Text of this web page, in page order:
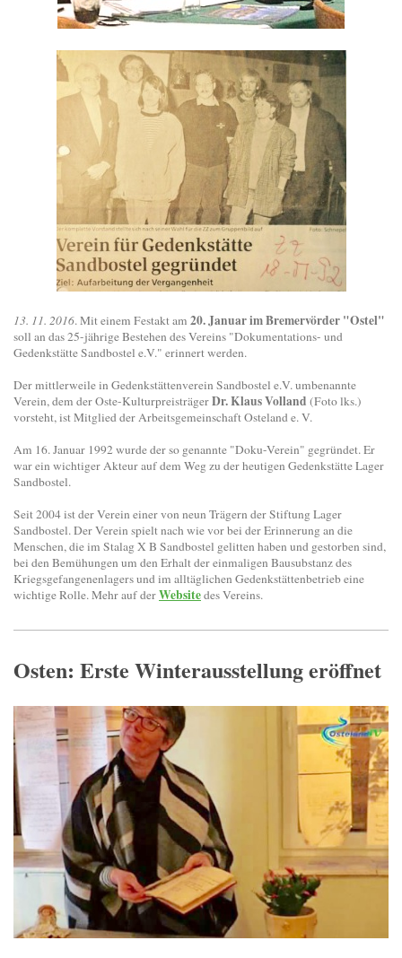
13. 11. 2016. Mit einem Festakt am 20. Januar im Bremervörder "Ostel"
soll an das 25-jährige Bestehen des Vereins "Dokumentations- und
Gedenkstätte Sandbostel e.V." erinnert werden.
Der mittlerweile in Gedenkstättenverein Sandbostel e.V. umbenannte
Verein, dem der Oste-KulturpreisträgerDr. Klaus Volland (Foto lks.)
vorsteht, ist Mitglied der Arbeitsgemeinschaft Osteland e. V.
Am 16. Januar 1992 wurde der so genannte "Doku-Verein" gegründet. Er
war ein wichtiger Akteur auf dem Weg zu der heutigen Gedenkstätte Lager
Sandbostel.
Seit 2004 ist der Verein einer von neun Trägern der Stiftung Lager
Sandbostel. Der Verein spielt nach wie vor bei der Erinnerung an die
Menschen, die im Stalag X B Sandbostel gelitten haben und gestorben sind,
bei den Bemühungen um den Erhalt der einmaligen Bausubstanz des
Kriegsgefangenenlagers und im alltäglichen Gedenkstättenbetrieb eine
wichtige Rolle. Mehr auf derWebsitedes Vereins.
Osten: Erste Winterausstellung eröffnet